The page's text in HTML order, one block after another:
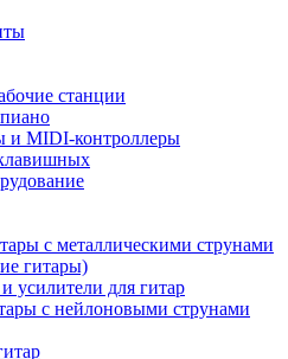
станции
и MIDI-контроллеры
с металлическими струнами
гитары)
усилители для гитар
с нейлоновыми струнами